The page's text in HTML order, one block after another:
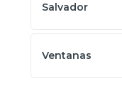
Salvador
Ventanas